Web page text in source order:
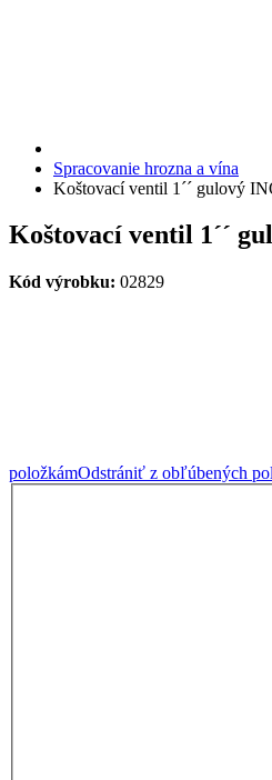
Spracovanie hrozna a vína
Koštovací ventil 1´´ gulový
Koštovací ventil 1´´
Kód výrobku: 02829
položkámOdstrániť z obľúbených